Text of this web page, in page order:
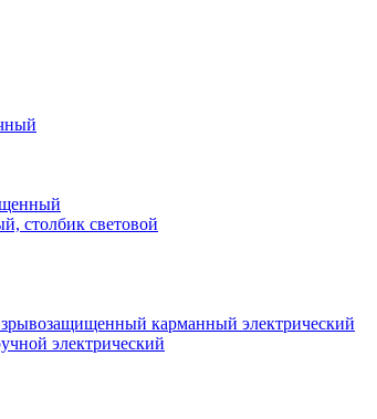
столбик световой
карманный электрический
электрический